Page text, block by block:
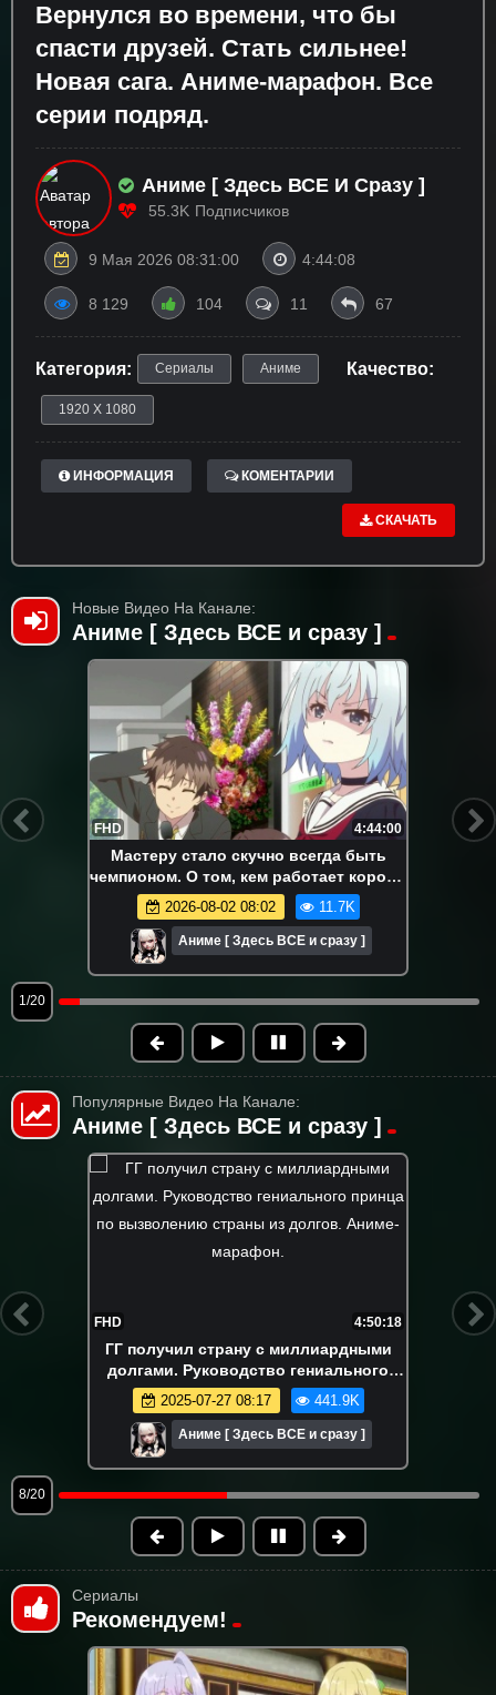
Вернулся во времени, что бы
спасти друзей. Стать сильнее!
Новая сага. Аниме-марафон. Все
серии подряд.
Аниме [ Здесь ВСЕ И Сразу ]
55.3K Подписчиков
9 Мая 2026 08:31:00 4:44:08
8 129 104 11 67
Категория: Сериалы Аниме Качество:
1920 X 1080
ИНФОРМАЦИЯ КОМЕНТАРИИ
СКАЧАТЬ
Новые Видео На Канале:
Аниме [ Здесь ВСЕ и сразу ]
FHD 4:44:00
Мастеру стало скучно всегда быть
чемпионом. О том, кем работает король
драконов. Аниме-марафон. Все серии
подряд.
2026-08-02 08:02 11.7K
Аниме [ Здесь ВСЕ и сразу ]
1/20
Популярные Видео На Канале:
Аниме [ Здесь ВСЕ и сразу ]
FHD 4:40:60
Его бросили в лесу, заместо супер
навыков. На самом деле я самый
сильный? Аниме-марафон. Все серии
подряд.
2025-06-01 08:56 396.2K
Аниме [ Здесь ВСЕ и сразу ]
9/20
Сериалы
Рекомендуем!